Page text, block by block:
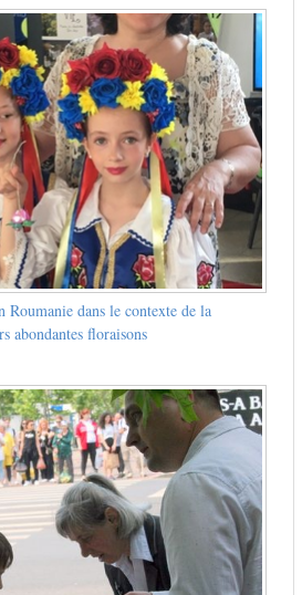
Roumanie dans le contexte de la
abondantes floraisons